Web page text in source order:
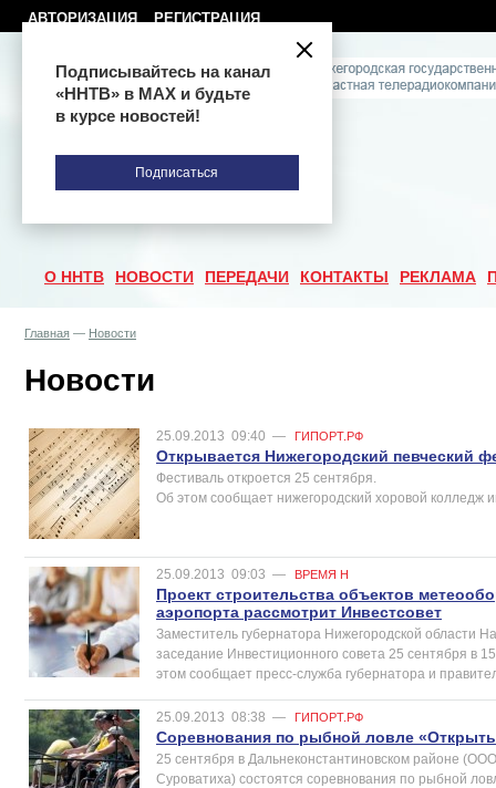
АВТОРИЗАЦИЯ РЕГИСТРАЦИЯ
О ННТВ НОВОСТИ ПЕРЕДАЧИ КОНТАКТЫ РЕКЛАМА
Главная — Новости
Новости
25.09.2013 09:40 — ГИПОРТ.РФ
Открывается Нижегородский певческий
Фестиваль откроется 25 сентября.
Об этом сообщает нижегородский хоровой колледж
25.09.2013 09:03 — ВРЕМЯ Н
Проект строительства объектов
аэропорта рассмотрит Инвестсовет
Заместитель губернатора Нижегородской области
заседание Инвестиционного совета 25 сентября в
этом сообщает пресс-служба губернатора и
25.09.2013 08:38 — ГИПОРТ.РФ
Соревнования по рыбной ловле
25 сентября в Дальнеконстантиновском районе
Суроватиха) состоятся соревнования по рыбной
Подписывайтесь на канал
«ННТВ» в МАХ и будьте
в курсе новостей!
Подписаться